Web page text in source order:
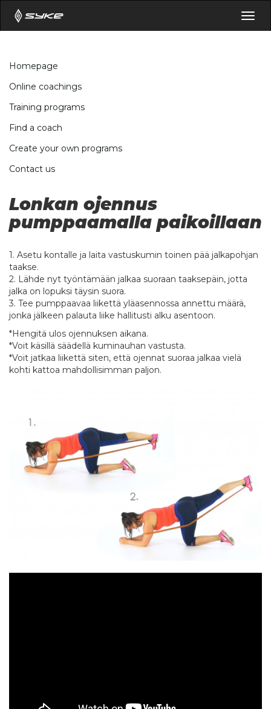
Homepage
Online coachings
Training programs
Find a coach
Create your own programs
Contact us
Lonkan ojennus
pumppaamalla paikoillaan
1. Asetu kontalle ja laita vastuskumin toinen pää jalkapohjan
taakse.
2. Lähde nyt työntämään jalkaa suoraan taaksepäin, jotta
jalka on lopuksi täysin suora.
3. Tee pumppaavaa liikettä yläasennossa annettu määrä,
jonka jälkeen palauta liike hallitusti alku asentoon.
*Hengitä ulos ojennuksen aikana.
*Voit käsillä säädellä kuminauhan vastusta.
*Voit jatkaa liikettä siten, että ojennat suoraa jalkaa vielä
kohti kattoa mahdollisimman paljon.